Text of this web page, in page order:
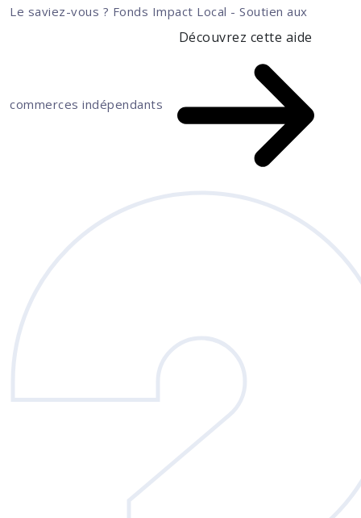
Le saviez-vous ? Fonds Impact Local - Soutien aux
commerces indépendants
Découvrez cette aide